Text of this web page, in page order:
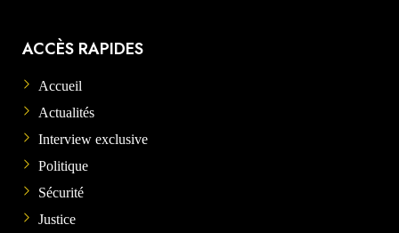
ACCÈS RAPIDES
Accueil
Actualités
Interview exclusive
Politique
Sécurité
Justice